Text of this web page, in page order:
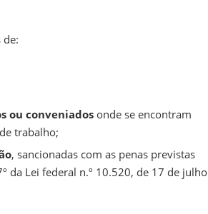
de:
ou conveniados onde se encontram
trabalho;
, sancionadas com as penas previstas
da Lei federal n.º 10.520, de 17 de julho